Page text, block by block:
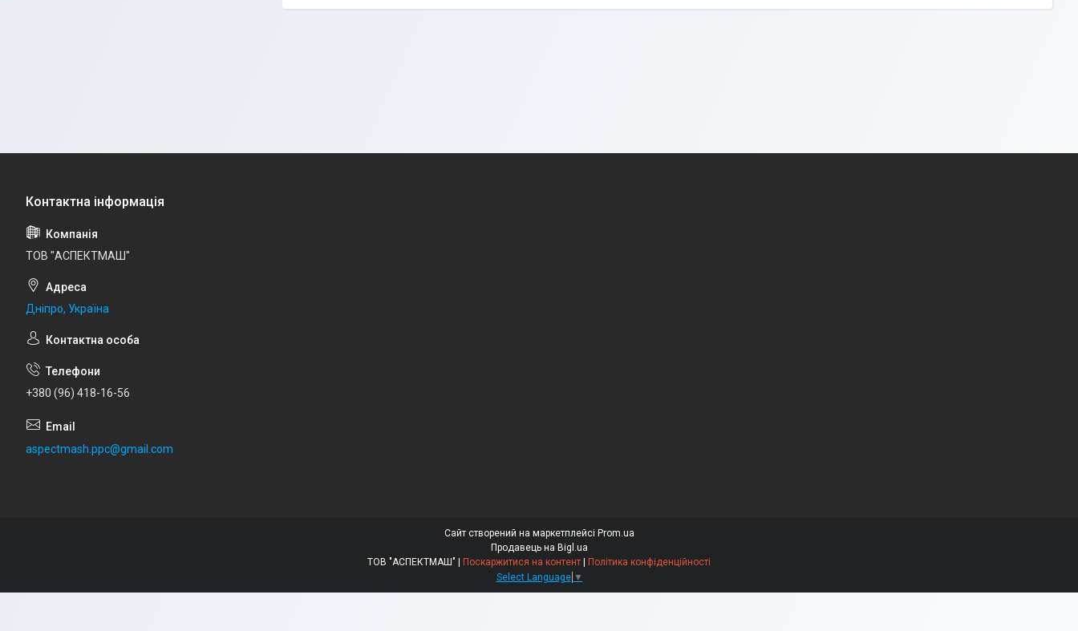
ТОВ "АСПЕКТМАШ"
Дніпро, Україна
+380 (96) 418-16-56
aspectmash.ppc@gmail.com
Сайт створений на маркетплейсі Prom.ua
Продавець на Bigl.ua
Поскаржитися на контент
Політика конфіденційності
Select Language ▼